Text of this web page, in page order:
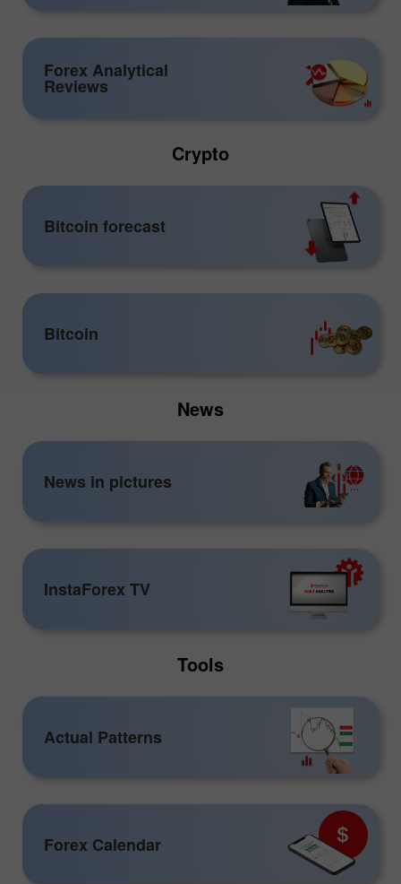
Forex Analytical
Reviews
Crypto
Bitcoin forecast
Bitcoin
News
News in pictures
InstaForex TV
Tools
Actual Patterns
Forex Calendar